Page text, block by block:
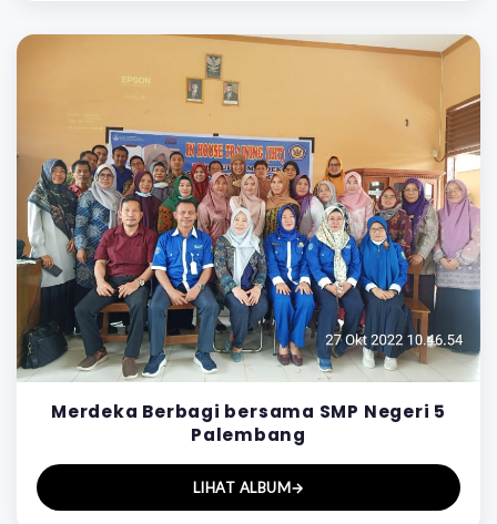
Merdeka Berbagi bersama SMP Negeri 5
Palembang
LIHAT ALBUM→